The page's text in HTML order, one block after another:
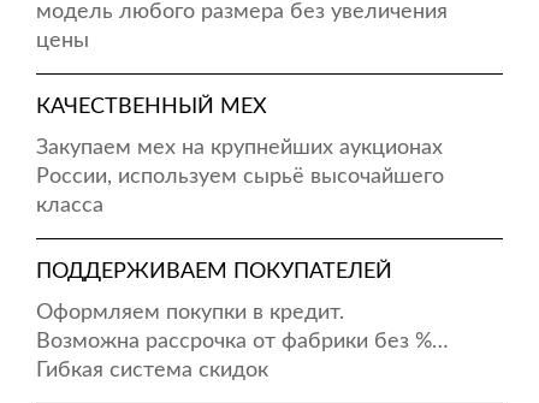
модель любого размера без увеличения
цены
КАЧЕСТВЕННЫЙ МЕХ
Закупаем мех на крупнейших аукционах
России, используем сырьё высочайшего
класса
ПОДДЕРЖИВАЕМ ПОКУПАТЕЛЕЙ
Оформляем покупки в кредит.
Возможна рассрочка от фабрики без %…
Гибкая система скидок